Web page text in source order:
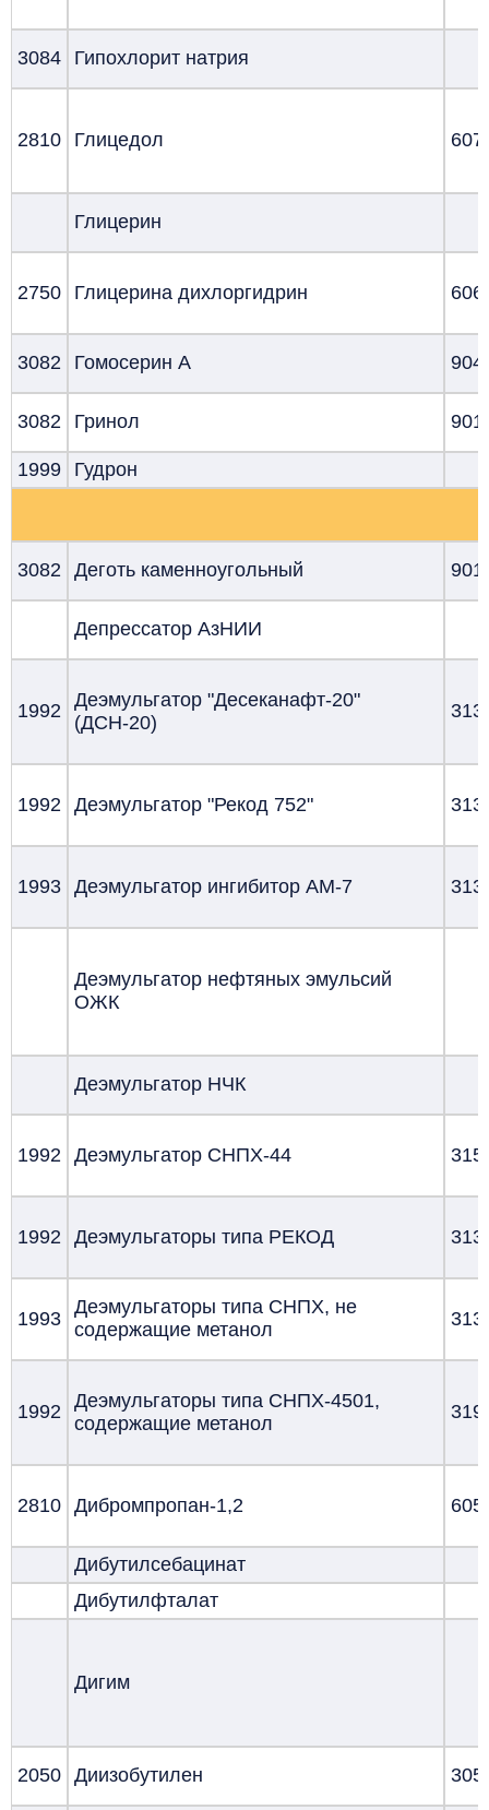
3084 Гипохлорит натрия
2810 Глицедол 607
Глицерин
2750 Глицерина дихлоргидрин 606
3082 Гомосерин А 904
3082 Гринол 901
1999 Гудрон
3082 Деготь каменноугольный 901
Депрессатор АзНИИ
1992
Деэмульгатор "Десеканафт-20"
(ДСН-20)
313
1992 Деэмульгатор "Рекод 752" 313
1993 Деэмульгатор ингибитор АМ-7 313
Деэмульгатор нефтяных эмульсий
ОЖК
Деэмульгатор НЧК
1992 Деэмульгатор СНПХ-44 315
1992 Деэмульгаторы типа РЕКОД 313
1993
Деэмульгаторы типа СНПХ, не
содержащие метанол
313
1992
Деэмульгаторы типа СНПХ-4501,
содержащие метанол
319
2810 Дибромпропан-1,2 605
Дибутилсебацинат
Дибутилфталат
Дигим
2050 Диизобутилен 305